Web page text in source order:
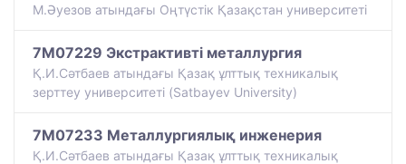
М.Әуезов атындағы Оңтүстік Қазақстан университеті
7M07229 Экстрактивті металлургия
Қ.И.Сәтбаев атындағы Қазақ ұлттық техникалық
зерттеу университеті (Satbayev University)
7M07233 Металлургиялық инженерия
Қ.И.Сәтбаев атындағы Қазақ ұлттық техникалық